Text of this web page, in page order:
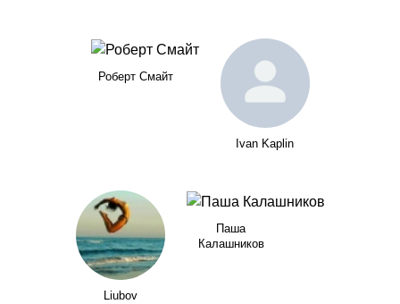
Роберт Смайт
Ivan Kaplin
Liubov
Паша
Калашников